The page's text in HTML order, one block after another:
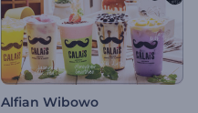
Alfian Wibowo